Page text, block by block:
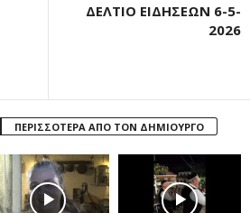
ΔΕΛΤΙΟ ΕΙΔΗΣΕΩΝ 6-5-
2026
ΠΕΡΙΣΣΟΤΕΡΑ ΑΠΟ ΤΟΝ ΔΗΜΙΟΥΡΓΟ